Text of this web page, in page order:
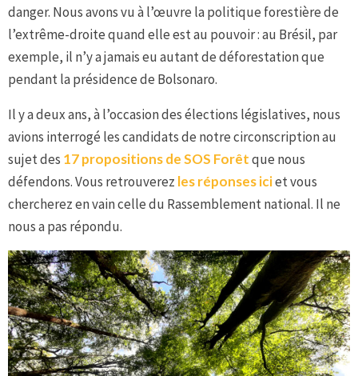
danger. Nous avons vu à l’œuvre la politique forestière de
l’extrême-droite quand elle est au pouvoir : au Brésil, par
exemple, il n’y a jamais eu autant de déforestation que
pendant la présidence de Bolsonaro.
Il y a deux ans, à l’occasion des élections législatives, nous
avions interrogé les candidats de notre circonscription au
sujet des 17 propositions de SOS Forêtque nous
défendons. Vous retrouverez les réponses iciet vous
chercherez en vain celle du Rassemblement national. Il ne
nous a pas répondu.